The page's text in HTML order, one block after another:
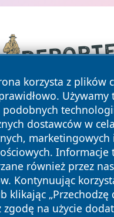
korzysta z plików
prawidłowo.
podobnych
dostawców w
marketingowych i
Informacje
również przez
Kontynuując
klikając „Przechodzę
zgodę na użycie
portalkalisz.pl